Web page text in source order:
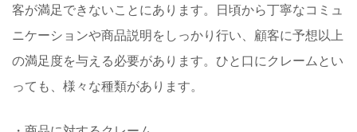
客が満足できないことにあります。日頃から丁寧なコミュ
ニケーションや商品説明をしっかり行い、顧客に予想以上
の満足度を与える必要があります。ひと口にクレームとい
っても、様々な種類があります。